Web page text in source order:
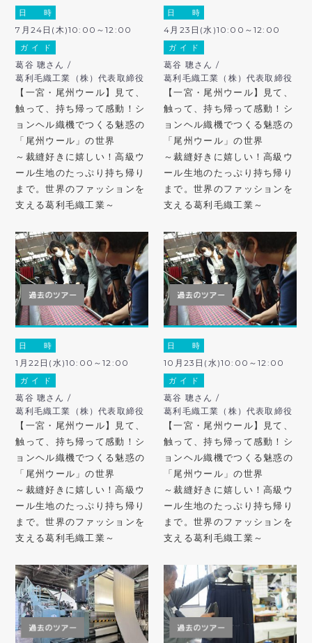
日 時
7月24日(木)10:00～12:00
ガ イ ド
葛谷 聰さん /
葛利毛織工業（株）代表取締役
【一宮・尾州ウール】見て、
触って、持ち帰って感動！シ
ョンヘル織機でつくる魅惑の
「尾州ウール」の世界
～裁縫好きに嬉しい！高級ウ
ール生地のたっぷり持ち帰り
まで。世界のファッションを
支える葛利毛織工業～
日 時
4月23日(水)10:00～12:00
ガ イ ド
葛谷 聰さん /
葛利毛織工業（株）代表取締役
【一宮・尾州ウール】見て、
触って、持ち帰って感動！シ
ョンヘル織機でつくる魅惑の
「尾州ウール」の世界
～裁縫好きに嬉しい！高級ウ
ール生地のたっぷり持ち帰り
まで。世界のファッションを
支える葛利毛織工業～
日 時
1月22日(水)10:00～12:00
ガ イ ド
葛谷 聰さん /
葛利毛織工業（株）代表取締役
【一宮・尾州ウール】見て、
触って、持ち帰って感動！シ
ョンヘル織機でつくる魅惑の
「尾州ウール」の世界
～裁縫好きに嬉しい！高級ウ
ール生地のたっぷり持ち帰り
まで。世界のファッションを
支える葛利毛織工業～
日 時
10月23日(水)10:00～12:00
ガ イ ド
葛谷 聰さん /
葛利毛織工業（株）代表取締役
【一宮・尾州ウール】見て、
触って、持ち帰って感動！シ
ョンヘル織機でつくる魅惑の
「尾州ウール」の世界
～裁縫好きに嬉しい！高級ウ
ール生地のたっぷり持ち帰り
まで。世界のファッションを
支える葛利毛織工業～